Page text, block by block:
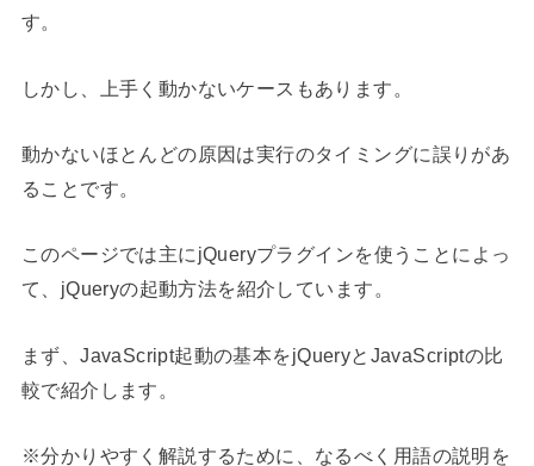
す。
しかし、上手く動かないケースもあります。
動かないほとんどの原因は実行のタイミングに誤りがあ
ることです。
このページでは主にjQueryプラグインを使うことによっ
て、jQueryの起動方法を紹介しています。
まず、JavaScript起動の基本をjQueryとJavaScriptの比
較で紹介します。
※分かりやすく解説するために、なるべく用語の説明を